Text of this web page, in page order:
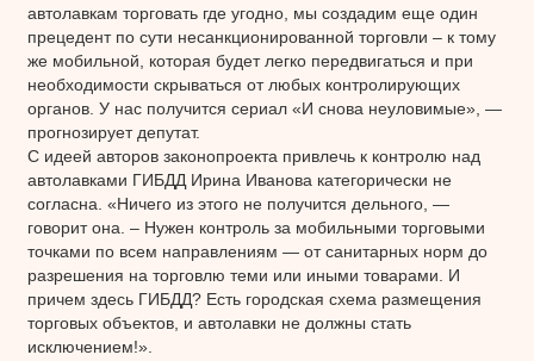
автолавкам торговать где угодно, мы создадим еще один
прецедент по сути несанкционированной торговли – к тому
же мобильной, которая будет легко передвигаться и при
необходимости скрываться от любых контролирующих
органов. У нас получится сериал «И снова неуловимые», —
прогнозирует депутат.
С идеей авторов законопроекта привлечь к контролю над
автолавками ГИБДД Ирина Иванова категорически не
согласна. «Ничего из этого не получится дельного, —
говорит она. – Нужен контроль за мобильными торговыми
точками по всем направлениям — от санитарных норм до
разрешения на торговлю теми или иными товарами. И
причем здесь ГИБДД? Есть городская схема размещения
торговых объектов, и автолавки не должны стать
исключением!».